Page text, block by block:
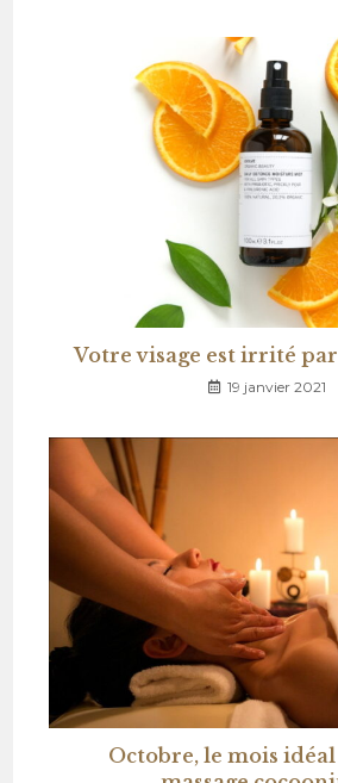
Votre visage est irrité par
19 janvier 2021
Octobre, le mois